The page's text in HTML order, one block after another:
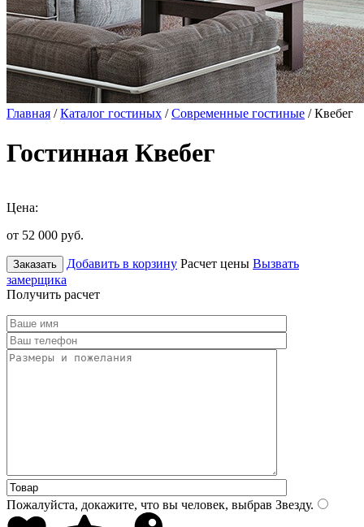
Главная /Каталог гостиных /Современные гостиные / Квебег
Гостинная Квебег
Цена:
от 52 000 руб.
Заказать Добавить в корзину Расчет цены Вызвать
замерщика
Получить расчет
Пожалуйста, докажите, что вы человек, выбрав Звезду.